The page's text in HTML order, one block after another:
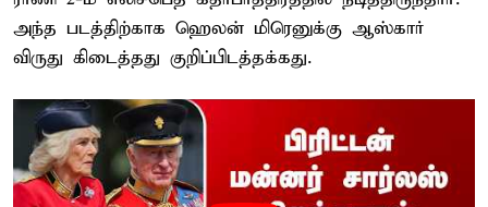
அந்த படத்திற்காக ஹெலன் மிரெனுக்கு ஆஸ்கார்
விருது கிடைத்தது குறிப்பிடத்தக்கது.